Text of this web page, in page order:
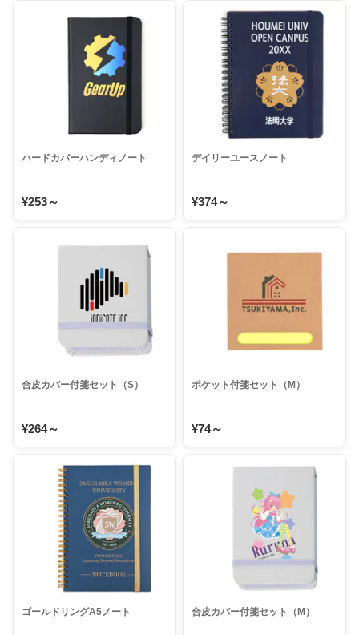
ハードカバーハンディノート
¥253～
デイリーユースノート
¥374～
合皮カバー付箋セット（S）
¥264～
ポケット付箋セット（M）
¥74～
ゴールドリングA5ノート 合皮カバー付箋セット（M）